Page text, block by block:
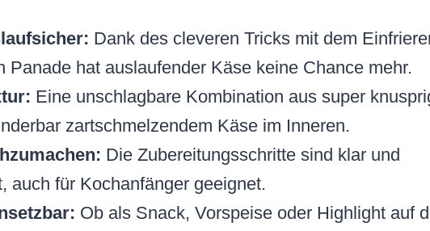
Dank des cleveren Tricks mit dem
Panade hat auslaufender Käse keine Chance mehr.
Eine unschlagbare Kombination aus super
zartschmelzendem Käse im Inneren.
Die Zubereitungsschritte sind klar und
auch für Kochanfänger geeignet.
Ob als Snack, Vorspeise oder Highlight auf